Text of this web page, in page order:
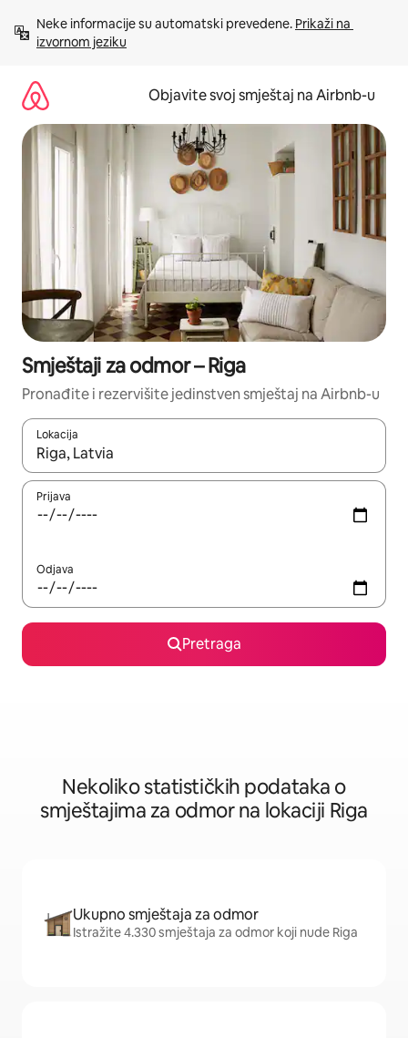
sadržaj
Neke informacije su automatski prevedene. Prikaži na
izvornom jeziku
Objavite svoj smještaj na Airbnb-u
Smještaji za odmor – Riga
Pronađite i rezervišite jedinstven smještaj na Airbnb-u
Lokacija
Kad su rezultati dostupni, možete da se krećete kroz njih
Prijava
Odjava
Pretraga
Nekoliko statističkih podataka o
smještajima za odmor na lokaciji Riga
Ukupno smještaja za odmor
Istražite 4.330 smještaja za odmor koji nude Riga